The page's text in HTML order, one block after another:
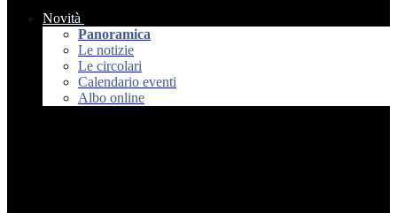
Novità
Panoramica
Le notizie
Le circolari
Calendario eventi
Albo online